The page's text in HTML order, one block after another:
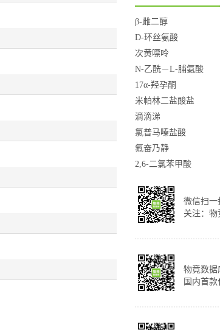
β-雌二醇
D-环丝氨酸
次黄嘌呤
N-乙酰－L-脯氨酸
17α-羟孕酮
米帕林二盐酸盐
滴滴涕
氯普马嗪盐酸
氟奋乃静
2,6-二氯苯甲酸
微信扫一
关注：物
物竟数据
国内首